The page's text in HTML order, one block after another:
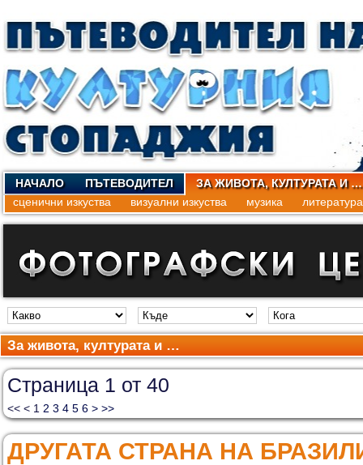
НАЧАЛО ПЪТЕВОДИТЕЛ
ЗА ЖИВОТА, КУЛТУРАТА И …
сценични изкуства
визуални изкуства музика литература
За живота, културата и …
Страница 1 от 40
<< < 1 2 3 4 5 6 > >>
ДРУГАТА СТРАНА НА